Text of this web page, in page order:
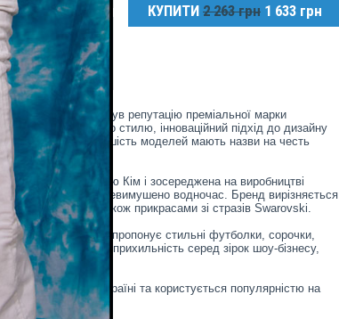
КУПИТИ 2 263 грн 1 633 грн
душею
швидко здобув репутацію преміальної марки
пристрасть до стилю, інноваційний підхід до дизайну
Каліфорнії. Більшість моделей мають назви на честь
хвилі та пісок".
та Крістіною Кім і зосереджена на виробництві
елегантно та невимушено водночас. Бренд вирізняється
вишивками, а також прикрасами зі стразів Swarovski.
Laguna Beach пропонує стильні футболки, сорочки,
бренд здобув прихильність серед зірок шоу-бізнесу,
бутиках по всій країні та користується популярністю на